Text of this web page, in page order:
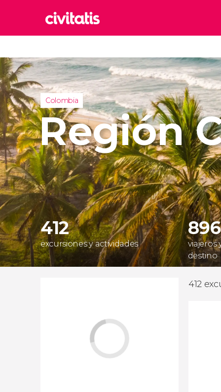
Italia
Reino
Reino
Turquía
Colombia
Región
412
excursiones y actividades
viajeros
destino
412